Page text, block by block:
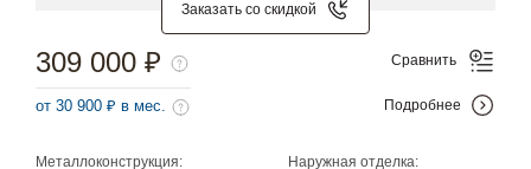
Заказать со скидкой
Металлоконструкция:
Наружная отделка:
309 000 ₽
от 30 900 ₽ в мес.
Сравнить
Подробнее